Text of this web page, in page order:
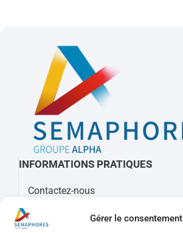
Gérer le consentement
INFORMATIONS PRATIQUES
Contactez-nous
Mots clés, sigles et glossaire